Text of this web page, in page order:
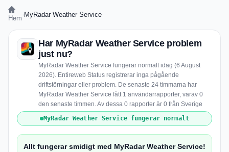
Hem MyRadar Weather Service
Har MyRadar Weather Service problem
just nu?
MyRadar Weather Service fungerar normalt idag (6 August
2026). Entireweb Status registrerar inga pågående
driftstörningar eller problem. De senaste 24 timmarna har
MyRadar Weather Service fått 1 användarrapporter, varav 0
den senaste timmen. Av dessa 0 rapporter är 0 från Sverige
MyRadar Weather Service fungerar normalt
Allt fungerar smidigt med MyRadar Weather Service!